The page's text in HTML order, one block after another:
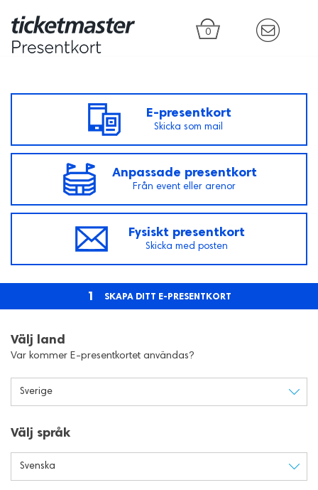
0
E-presentkort
Skicka som mail
Anpassade presentkort
Från event eller arenor
Fysiskt presentkort
Skicka med posten
1 SKAPA DITT E-PRESENTKORT
Välj land
Var kommer E-presentkortet användas?
Sverige
Välj språk
Svenska